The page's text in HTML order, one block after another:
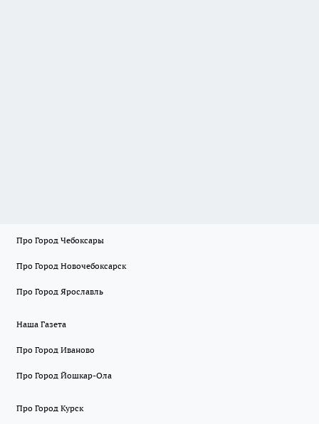
Про Город Чебоксары
Про Город Новочебоксарск
Про Город Ярославль
Наша Газета
Про Город Иваново
Про Город Йошкар-Ола
Про Город Курск